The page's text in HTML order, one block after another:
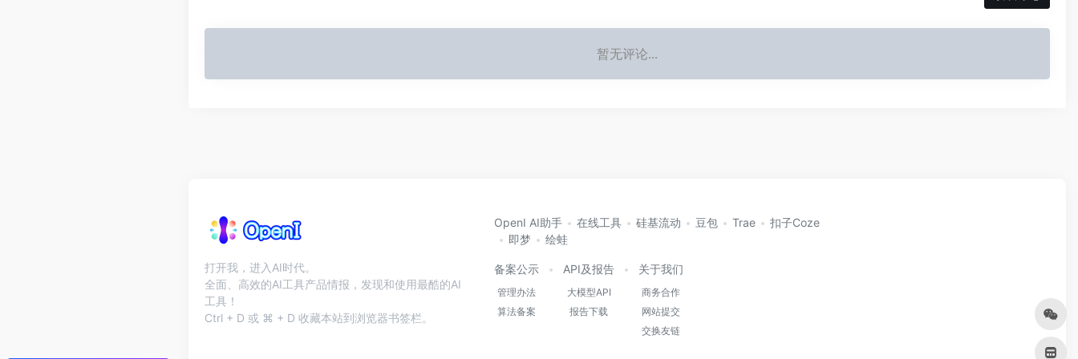
暂无评论...
打开我，进入AI时代。
全面、高效的AI工具产品情报，发现和使用最酷的AI
工具！
Ctrl + D 或 ⌘ + D 收藏本站到浏览器书签栏。
OpenI AI助手 在线工具 硅基流动 豆包 Trae
扣子Coze
即梦
绘蛙
备案公示
管理办法
算法备案
API及报告
大模型API
报告下载
关于我们
商务合作
网站提交
交换友链